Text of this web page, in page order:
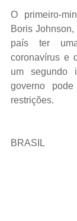
O primeiro-
Boris
país ter
coronavírus e
um segundo
governo
restrições.
BRASIL